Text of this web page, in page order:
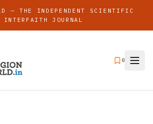
— THE INDEPENDENT SCIENTIFIC
INTERFAITH JOURNAL
0